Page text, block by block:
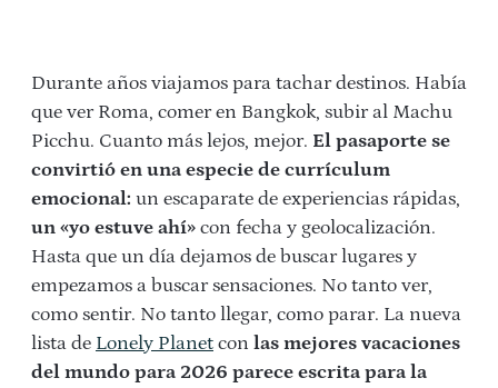
Durante años viajamos para tachar destinos. Había
que ver Roma, comer en Bangkok, subir al Machu
Picchu. Cuanto más lejos, mejor. El pasaporte se
convirtió en una especie de currículum
emocional: un escaparate de experiencias rápidas,
un «yo estuve ahí» con fecha y geolocalización.
Hasta que un día dejamos de buscar lugares y
empezamos a buscar sensaciones. No tanto ver,
como sentir. No tanto llegar, como parar. La nueva
lista de Lonely Planet con las mejores vacaciones
del mundo para 2026 parece escrita para la